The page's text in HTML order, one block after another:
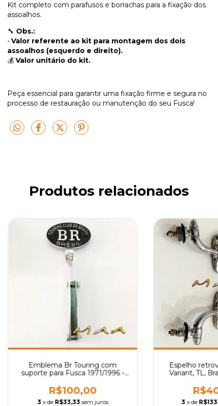
Kit completo com parafusos e borrachas para a fixação dos
assoalhos.
🔧 Obs.:
• Valor referente ao kit para montagem dos dois
assoalhos (esquerdo e direito).
💰 Valor unitário do kit.
Peça essencial para garantir uma fixação firme e segura no
processo de restauração ou manutenção do seu Fusca!
Produtos relacionados
Emblema Br Touring com
suporte para Fusca 1971/1996 -
R$100,00
3 x de R$33,33 sem juros
Espelho
Variant, TL,
3 x de